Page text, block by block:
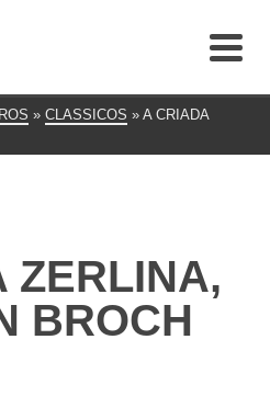
» CLASSICOS » A CRIADA
ZERLINA,
BROCH